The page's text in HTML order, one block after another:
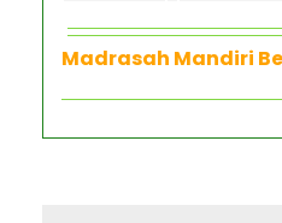
Madrasah Mandiri